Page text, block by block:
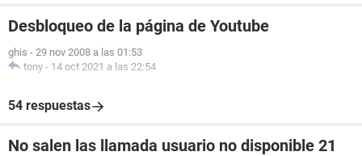
Desbloqueo de la página de Youtube
ghis - 29 nov 2008 a las 01:53
tony - 14 oct 2021 a las 22:54
54 respuestas
No salen las llamada usuario no disponible 21